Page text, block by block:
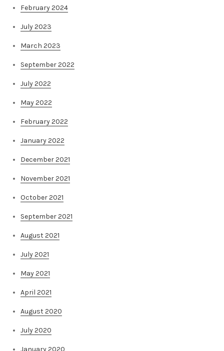
February 2024
July 2023
March 2023
September 2022
July 2022
May 2022
February 2022
January 2022
December 2021
November 2021
October 2021
September 2021
August 2021
July 2021
May 2021
April 2021
August 2020
July 2020